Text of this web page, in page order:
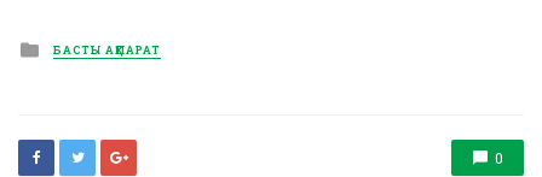
Posted
in
БАСТЫ АҚПАРАТ
0